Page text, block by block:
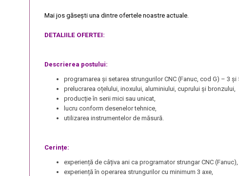
Mai jos găsești una dintre ofertele noastre actuale.
DETALIILE OFERTEI:
Descrierea postului:
programarea și setarea strungurilor CNC (Fanuc, cod G) – 3 și
prelucrarea oțelului, inoxului, aluminiului, cuprului și bronzului,
producție în serii mici sau unicat,
lucru conform desenelor tehnice,
utilizarea instrumentelor de măsură.
Cerințe:
experiență de câțiva ani ca programator strungar CNC (Fanuc),
experiență în operarea strungurilor cu minimum 3 axe,